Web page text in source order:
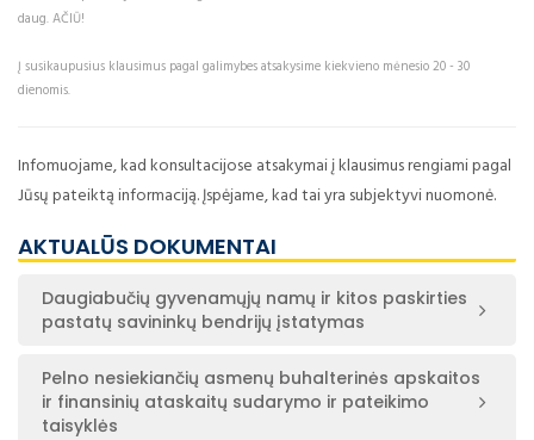
daug. AČIŪ!
Į susikaupusius klausimus pagal galimybes atsakysime kiekvieno mėnesio 20 - 30
dienomis.
Infomuojame, kad konsultacijose atsakymai į klausimus rengiami pagal
Jūsų pateiktą informaciją. Įspėjame, kad tai yra subjektyvi nuomonė.
AKTUALŪS DOKUMENTAI
Daugiabučių gyvenamųjų namų ir kitos paskirties
pastatų savininkų bendrijų įstatymas
Pelno nesiekiančių asmenų buhalterinės apskaitos
ir finansinių ataskaitų sudarymo ir pateikimo
taisyklės